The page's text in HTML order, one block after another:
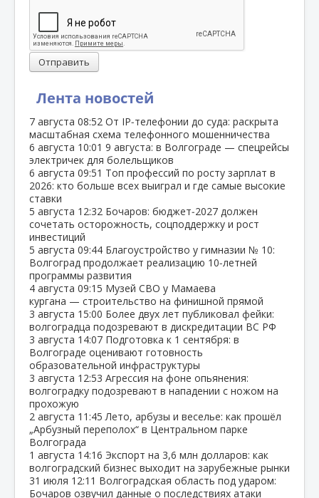
Лента новостей
7 августа 08:52 От IP‑телефонии до суда: раскрыта
масштабная схема телефонного мошенничества
6 августа 10:01 9 августа: в Волгограде — спецрейсы
электричек для болельщиков
6 августа 09:51 Топ профессий по росту зарплат в
2026: кто больше всех выиграл и где самые высокие
ставки
5 августа 12:32 Бочаров: бюджет‑2027 должен
сочетать осторожность, соцподдержку и рост
инвестиций
5 августа 09:44 Благоустройство у гимназии № 10:
Волгоград продолжает реализацию 10‑летней
программы развития
4 августа 09:15 Музей СВО у Мамаева
кургана — строительство на финишной прямой
3 августа 15:00 Более двух лет публиковал фейки:
волгоградца подозревают в дискредитации ВС РФ
3 августа 14:07 Подготовка к 1 сентября: в
Волгограде оценивают готовность
образовательной инфраструктуры
3 августа 12:53 Агрессия на фоне опьянения:
волгоградку подозревают в нападении с ножом на
прохожую
2 августа 11:45 Лето, арбузы и веселье: как прошёл
„Арбузный переполох“ в Центральном парке
Волгограда
1 августа 14:16 Экспорт на 3,6 млн долларов: как
волгоградский бизнес выходит на зарубежные рынки
31 июля 12:11 Волгоградская область под ударом:
Бочаров озвучил данные о последствиях атаки
Отправить